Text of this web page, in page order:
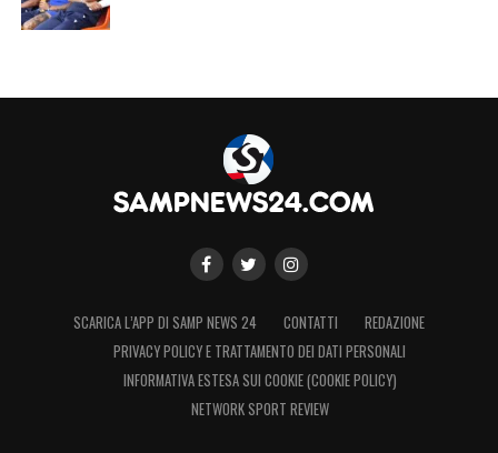
SCARICA L’APP DI SAMP NEWS 24 CONTATTI
REDAZIONE
PRIVACY POLICY E TRATTAMENTO DEI DATI PERSONALI
INFORMATIVA ESTESA SUI COOKIE (COOKIE POLICY)
NETWORK SPORT REVIEW